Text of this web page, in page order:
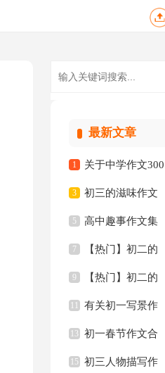
最新文章
1 关于中学作文300
字三篇
3 初三的滋味作文
锦集十篇
5 高中趣事作文集
合6篇
7 【热门】初二的
生活作文集合6篇
9 【热门】初二的
我的作文汇编七篇
11 有关初一写景作
文300字4篇
13 初一春节作文合
集八篇
15 初三人物描写作